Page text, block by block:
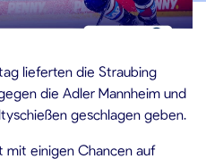
lieferten die Straubing
die Adler Mannheim und
geschlagen geben.
mit einigen Chancen auf